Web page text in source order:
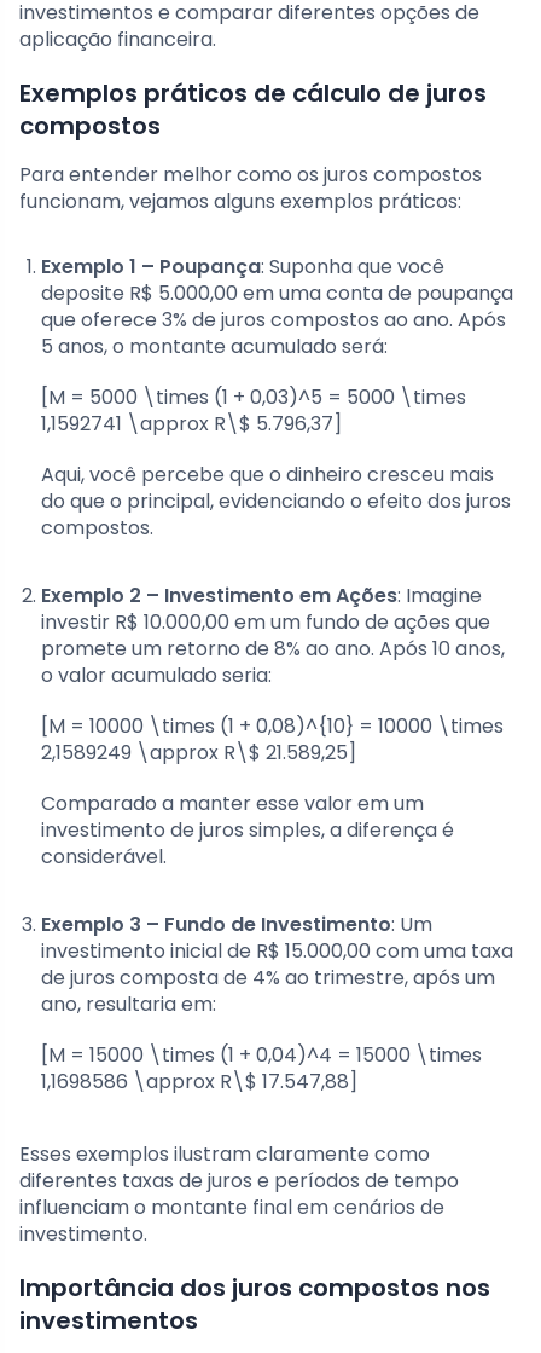
investimentos e comparar diferentes opções de
aplicação financeira.
Exemplos práticos de cálculo de juros
compostos
Para entender melhor como os juros compostos
funcionam, vejamos alguns exemplos práticos:
Exemplo 1 – Poupança: Suponha que você
deposite R$ 5.000,00 em uma conta de poupança
que oferece 3% de juros compostos ao ano. Após
5 anos, o montante acumulado será:
[M = 5000 \times (1 + 0,03)^5 = 5000 \times
1,1592741 \approx R\$ 5.796,37]
Aqui, você percebe que o dinheiro cresceu mais
do que o principal, evidenciando o efeito dos juros
compostos.
Exemplo 2 – Investimento em Ações: Imagine
investir R$ 10.000,00 em um fundo de ações que
promete um retorno de 8% ao ano. Após 10 anos,
o valor acumulado seria:
[M = 10000 \times (1 + 0,08)^{10} = 10000 \times
2,1589249 \approx R\$ 21.589,25]
Comparado a manter esse valor em um
investimento de juros simples, a diferença é
considerável.
Exemplo 3 – Fundo de Investimento: Um
investimento inicial de R$ 15.000,00 com uma taxa
de juros composta de 4% ao trimestre, após um
ano, resultaria em:
[M = 15000 \times (1 + 0,04)^4 = 15000 \times
1,1698586 \approx R\$ 17.547,88]
Esses exemplos ilustram claramente como
diferentes taxas de juros e períodos de tempo
influenciam o montante final em cenários de
investimento.
Importância dos juros compostos nos
investimentos